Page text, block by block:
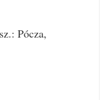
Pócza,